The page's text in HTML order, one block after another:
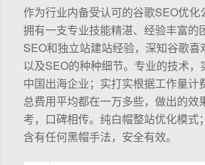
作为行业内备受认可的谷歌SEO优化
拥有一支专业技能精湛、经验丰富的
SEO和独立站建站经验，深知谷歌喜
以及SEO的种种细节。专业的技术，
中国出海企业；实打实根据工作量计
总费用平均都在一万多些，做出的效
考，口碑相传。纯白帽整站优化模式
含有任何黑帽手法，安全有效。